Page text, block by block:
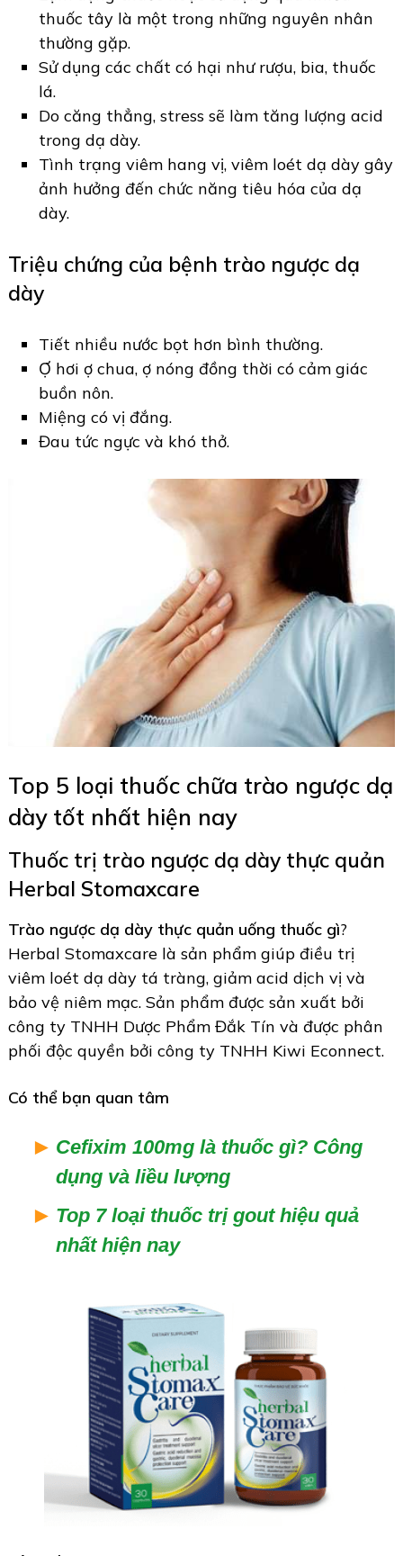
thuốc tây là một trong những nguyên nhân
thường gặp.
Sử dụng các chất có hại như rượu, bia, thuốc
lá.
Do căng thẳng, stress sẽ làm tăng lượng acid
trong dạ dày.
Tình trạng viêm hang vị, viêm loét dạ dày gây
ảnh hưởng đến chức năng tiêu hóa của dạ
dày.
Triệu chứng của bệnh trào ngược dạ
dày
Tiết nhiều nước bọt hơn bình thường.
Ợ hơi ợ chua, ợ nóng đồng thời có cảm giác
buồn nôn.
Miệng có vị đắng.
Đau tức ngực và khó thở.
Top 5 loại thuốc chữa trào ngược dạ
dày tốt nhất hiện nay
Thuốc trị trào ngược dạ dày thực quản
Herbal Stomaxcare
Trào ngược dạ dày thực quản uống thuốc gì?
Herbal Stomaxcare là sản phẩm giúp điều trị
viêm loét dạ dày tá tràng, giảm acid dịch vị và
bảo vệ niêm mạc. Sản phẩm được sản xuất bởi
công ty TNHH Dược Phẩm Đắk Tín và được phân
phối độc quyền bởi công ty TNHH Kiwi Econnect.
Có thể bạn quan tâm
Cefixim 100mg là thuốc gì? Công
dụng và liều lượng
Top 7 loại thuốc trị gout hiệu quả
nhất hiện nay